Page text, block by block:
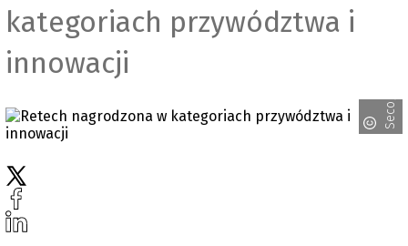
kategoriach przywództwa i
innowacji
Seco/Warwick